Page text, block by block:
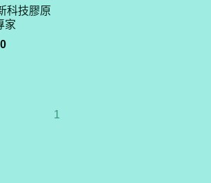
科技膠原
家
1